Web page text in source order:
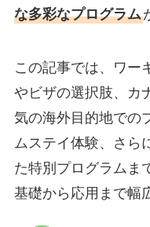
な多彩なプログラム
この記事では、ワー
やビザの選択肢、カ
気の海外目的地での
ムステイ体験、さら
た特別プログラムま
基礎から応用まで幅